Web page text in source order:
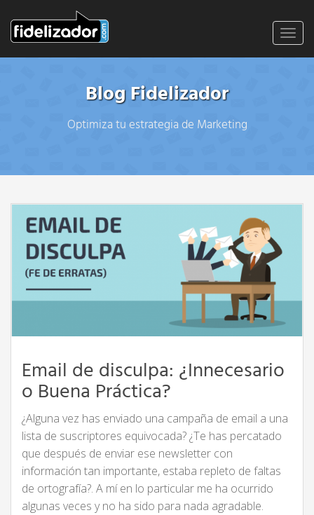
Blog Fidelizador
Optimiza tu estrategia de Marketing
Email de disculpa: ¿Innecesario
o Buena Práctica?
¿Alguna vez has enviado una campaña de email a una
lista de suscriptores equivocada? ¿Te has percatado
que después de enviar ese newsletter con
información tan importante, estaba repleto de faltas
de ortografía?. A mí en lo particular me ha ocurrido
algunas veces y no ha sido para nada agradable.